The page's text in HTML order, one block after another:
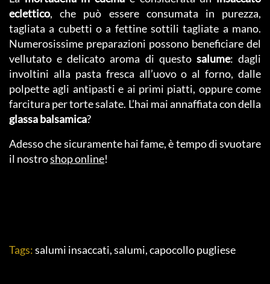
eclettico, che può essere consumata in purezza,
tagliata a cubetti o a fettine sottili tagliate a mano.
Numerosissime preparazioni possono beneficiare del
vellutato e delicato aroma di questo salume: dagli
involtini alla pasta fresca all’uovo o al forno, dalle
polpette agli antipasti e ai primi piatti, oppure come
farcitura per torte salate. L’hai mai annaffiata con della
glassa balsamica?
Adesso che sicuramente hai fame, è tempo di svuotare
il nostroshop online!
Tags:salumi insaccati,salumi,capocollo pugliese